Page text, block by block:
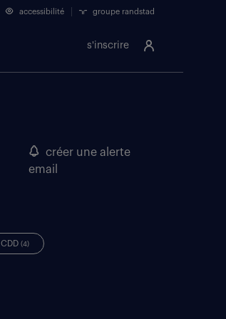
s'inscrire
accessibilité groupe randstad
créer une alerte
email
CDD(4)